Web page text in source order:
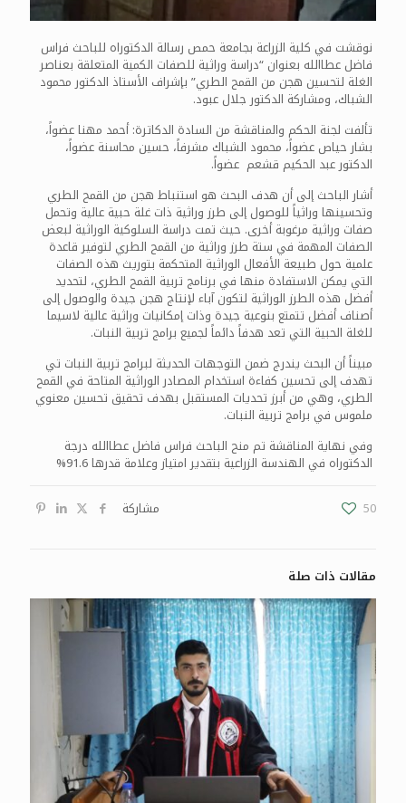
نوقشت في كلية الزراعة بجامعة حمص رسالة الدكتوراه للباحث فراس
فاضل عطاالله بعنوان “دراسة وراثية للصفات الكمية المتعلقة بعناصر
الغلة لتحسين هجن من القمح الطري” بإشراف الأستاذ الدكتور محمود
الشباك، ومشاركة الدكتور جلال عبود.
تألفت لجنة الحكم والمناقشة من السادة الدكاترة: أحمد مهنا عضواً،
بشار حياص عضواً، محمود الشباك مشرفاً، حسين محاسنة عضواً،
الدكتور عبد الحكيم قشعم عضواً.
أشار الباحث إلى أن هدف البحث هو استنباط هجن من القمح الطري
وتحسينها وراثياً للوصول إلى طرز وراثية ذات غلة حبية عالية وتحمل
صفات وراثية مرغوبة أخرى. حيث تمت دراسة السلوكية الوراثية لبعض
الصفات المهمة في ستة طرز وراثية من القمح الطري لتوفير قاعدة
علمية حول طبيعة الأفعال الوراثية المتحكمة بتوريث هذه الصفات
التي يمكن الاستفادة منها في برنامج تربية القمح الطري، لتحديد
أفضل هذه الطرز الوراثية لتكون آباء لإنتاج هجن جيدة والوصول إلى
أصناف أفضل تتمتع بنوعية جيدة وذات إمكانيات وراثية عالية لاسيما
للغلة الحبية التي تعد هدفاً دائماً لجميع برامج تربية النبات.
مبيناً أن البحث يندرج ضمن التوجهات الحديثة لبرامج تربية النبات تي
تهدف إلى تحسين كفاءة استخدام المصادر الوراثية المتاحة في القمح
الطري، وهي من أبرز تحديات المستقبل بهدف تحقيق تحسين معنوي
ملموس في برامج تربية النبات.
وفي نهاية المناقشة تم منح الباحث فراس فاضل عطاالله درجة
الدكتوراه في الهندسة الزراعية بتقدير امتياز وعلامة قدرها 91.6%
مشاركة
50
مقالات ذات صلة